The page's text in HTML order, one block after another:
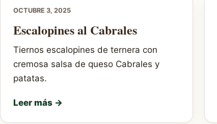
OCTUBRE 3, 2025
Escalopines al Cabrales
Tiernos escalopines de ternera con
cremosa salsa de queso Cabrales y
patatas.
Leer más →